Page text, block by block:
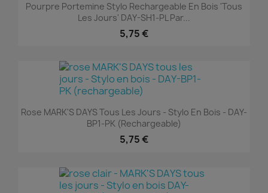
Pourpre Portemine Stylo Rechargeable En Bois 'tous
Les Jours' DAY-SH1-PL Par...
5,75 €
Rose MARK'S DAYS Tous Les Jours - Stylo En Bois - DAY-
BP1-PK (rechargeable)
5,75 €